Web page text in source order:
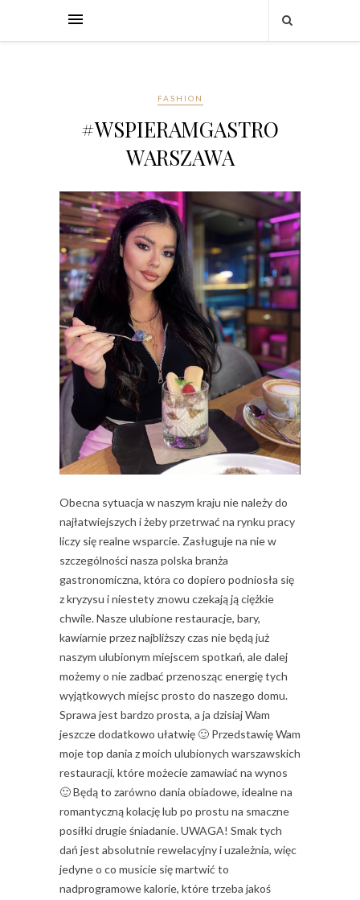
FASHION
#WSPIERAMGASTRO
WARSZAWA
Obecna sytuacja w naszym kraju nie należy do
najłatwiejszych i żeby przetrwać na rynku pracy
liczy się realne wsparcie. Zasługuje na nie w
szczególności nasza polska branża
gastronomiczna, która co dopiero podniosła się
z kryzysu i niestety znowu czekają ją ciężkie
chwile. Nasze ulubione restauracje, bary,
kawiarnie przez najbliższy czas nie będą już
naszym ulubionym miejscem spotkań, ale dalej
możemy o nie zadbać przenosząc energię tych
wyjątkowych miejsc prosto do naszego domu.
Sprawa jest bardzo prosta, a ja dzisiaj Wam
jeszcze dodatkowo ułatwię 🙂 Przedstawię Wam
moje top dania z moich ulubionych warszawskich
restauracji, które możecie zamawiać na wynos
🙂 Będą to zarówno dania obiadowe, idealne na
romantyczną kolację lub po prostu na smaczne
posiłki drugie śniadanie. UWAGA! Smak tych
dań jest absolutnie rewelacyjny i uzależnia, więc
jedyne o co musicie się martwić to
nadprogramowe kalorie, które trzeba jakoś